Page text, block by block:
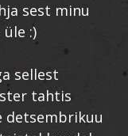
sest minu
:)
sellest
tahtis
detsembrikuu